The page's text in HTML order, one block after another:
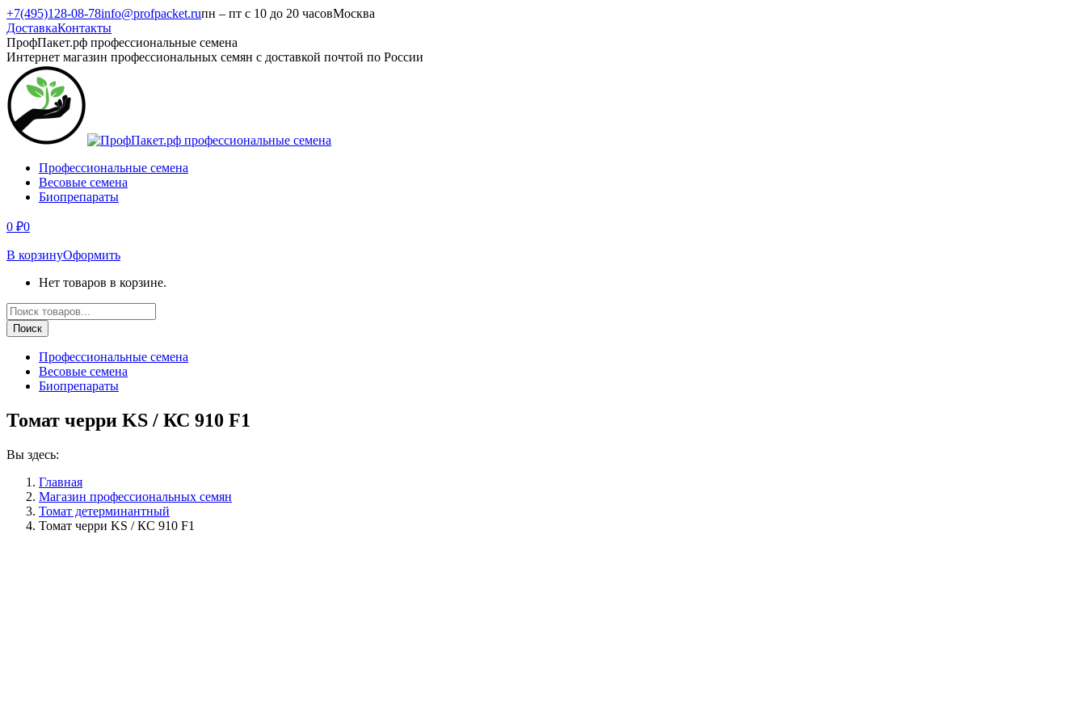
Перейти
к
содержанию
+7(495)128-08-78info@profpacket.ruпн – пт с 10 до 20 часовМосква
ДоставкаКонтакты
Facebook
page
opens
in
new
window
Одноклассники
page
opens
in
new
window
Instagram
page
opens
in
new
window
Вконтакте
page
opens
in
new
window
Viber
page
opens
in
new
window
Whatsapp
page
opens
in
new
window
ПрофПакет.рф профессиональные семена
Интернет магазин профессиональных семян с доставкой почтой по России
Профессиональные семена
Весовые семена
Биопрепараты
0 ₽0
В корзинуОформить
Нет товаров в корзине.
Поиск
товаров
Поиск
Профессиональные семена
Весовые семена
Биопрепараты
Томат черри KS / КС 910 F1
Вы здесь:
Главная
Магазин профессиональных семян
Томат детерминантный
Томат черри KS / КС 910 F1